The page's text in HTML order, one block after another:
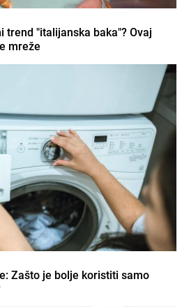
"italijanska baka"? Ovaj
mreže
Zašto je bolje koristiti samo